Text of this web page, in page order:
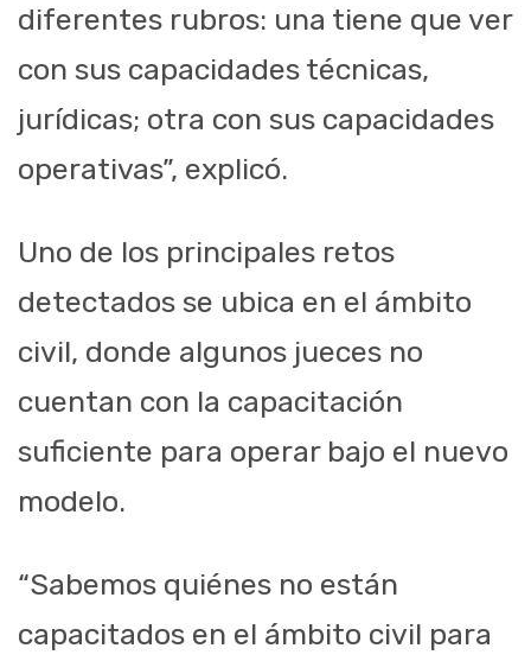
diferentes rubros: una tiene que ver
con sus capacidades técnicas,
jurídicas; otra con sus capacidades
operativas”, explicó.
Uno de los principales retos
detectados se ubica en el ámbito
civil, donde algunos jueces no
cuentan con la capacitación
suficiente para operar bajo el nuevo
modelo.
“Sabemos quiénes no están
capacitados en el ámbito civil para